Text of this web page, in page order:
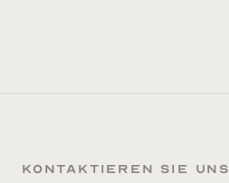
kontaktieren sie uns